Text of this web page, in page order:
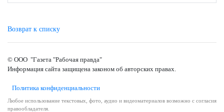
Возврат к списку
© ООО "Газета "Рабочая правда"
Информация сайта защищена законом об авторских правах.
Политика конфиденциальности
Любое использование текстовых, фото, аудио и видеоматериалов возможно с согласия
правообладателя.